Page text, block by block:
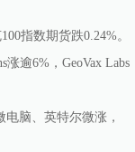
指数期货跌0.24%。
逾6%，GeoVax Labs
脑、英特尔微涨，